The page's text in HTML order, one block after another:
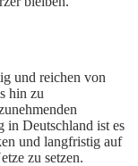
und reichen von
hin zu
in Deutschland ist es
und langfristig auf
zu setzen.